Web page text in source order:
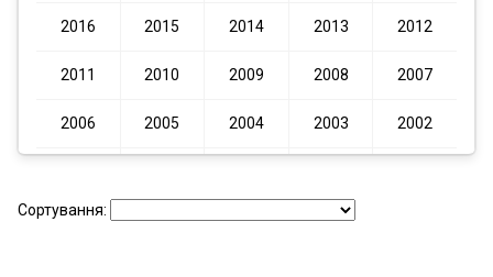
2016 2015 2014 2013 2012
2011 2010 2009 2008 2007
2006 2005 2004 2003 2002
1996 1995 1994
Сортування: